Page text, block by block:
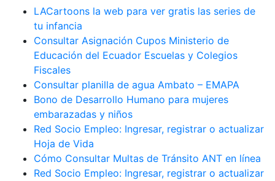
LACartoons la web para ver gratis las series de
tu infancia
Consultar Asignación Cupos Ministerio de
Educación del Ecuador Escuelas y Colegios
Fiscales
Consultar planilla de agua Ambato – EMAPA
Bono de Desarrollo Humano para mujeres
embarazadas y niños
Red Socio Empleo: Ingresar, registrar o actualizar
Hoja de Vida
Cómo Consultar Multas de Tránsito ANT en línea
Red Socio Empleo: Ingresar, registrar o actualizar